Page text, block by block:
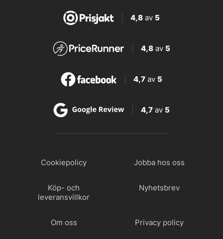
4,8av 5
4,8 av 5
4,7 av 5
4,7 av 5
Cookiepolicy Jobba hos oss
Köp- och
leveransvillkor
Nyhetsbrev
Om oss Privacy policy